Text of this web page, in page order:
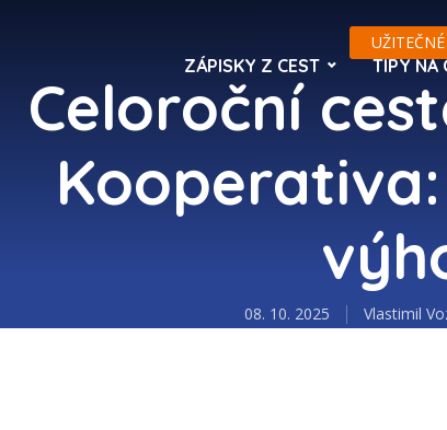
ZÁPISKY Z CEST TIPY NA
Celoroční
08. 10. 2025 Vlastimil